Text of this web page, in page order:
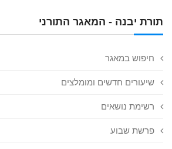
תורת יבנה - המאגר התורני
חיפוש במאגר
שיעורים חדשים ומומלצים
רשימת נושאים
פרשת שבוע